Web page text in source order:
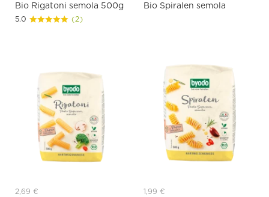
Bio Rigatoni semola 500g
5.0 (2)
2,69 €
Bio Spiralen semola
1,99 €